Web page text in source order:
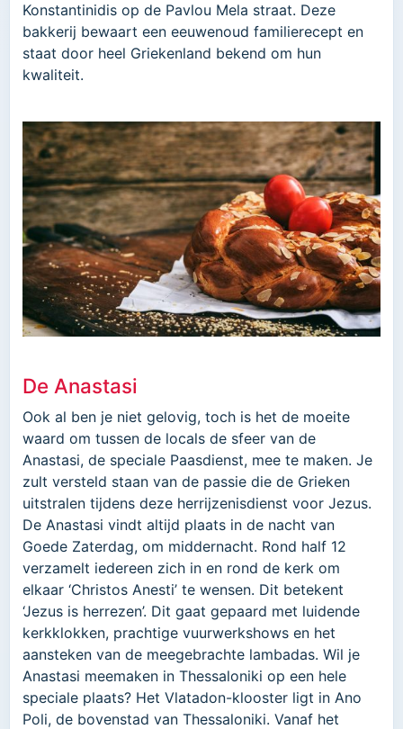
Konstantinidis op de Pavlou Mela straat. Deze
bakkerij bewaart een eeuwenoud familierecept en
staat door heel Griekenland bekend om hun
kwaliteit.
De Anastasi
Ook al ben je niet gelovig, toch is het de moeite
waard om tussen de locals de sfeer van de
Anastasi, de speciale Paasdienst, mee te maken. Je
zult versteld staan van de passie die de Grieken
uitstralen tijdens deze herrijzenisdienst voor Jezus.
De Anastasi vindt altijd plaats in de nacht van
Goede Zaterdag, om middernacht. Rond half 12
verzamelt iedereen zich in en rond de kerk om
elkaar ‘Christos Anesti’ te wensen. Dit betekent
‘Jezus is herrezen’. Dit gaat gepaard met luidende
kerkklokken, prachtige vuurwerkshows en het
aansteken van de meegebrachte lambadas. Wil je
Anastasi meemaken in Thessaloniki op een hele
speciale plaats? Het Vlatadon-klooster ligt in Ano
Poli, de bovenstad van Thessaloniki. Vanaf het